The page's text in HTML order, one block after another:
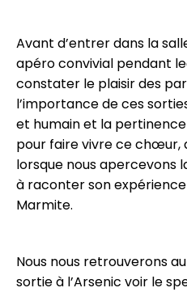
Avant d’entrer dans la
apéro convivial pendant
constater le plaisir des
l’importance de ces
et humain et la
pour faire vivre ce chœur,
lorsque nous apercevons
à raconter son
Marmite.
Nous nous retrouverons
sortie à l’Arsenic voir le